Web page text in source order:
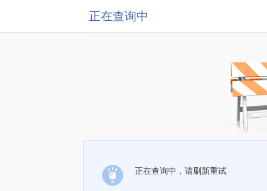
正在查询中
正在查询中，请刷新重试